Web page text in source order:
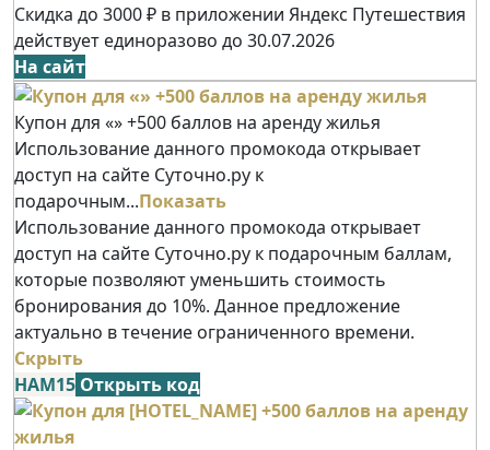
Скидка до 3000 ₽ в приложении Яндекс Путешествия
действует единоразово до 30.07.2026
На сайт
Купон для «» +500 баллов на аренду жилья
Использование данного промокода открывает
доступ на сайте Суточно.ру к
подарочным...Показать
Использование данного промокода открывает
доступ на сайте Суточно.ру к подарочным баллам,
которые позволяют уменьшить стоимость
бронирования до 10%. Данное предложение
актуально в течение ограниченного времени.
Скрыть
НАМ15 Открыть код